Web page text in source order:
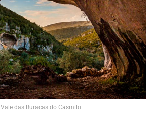
Vale das Buracas do Casmilo